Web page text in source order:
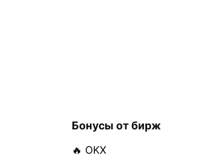
Бонусы от бирж
🔥 OKX